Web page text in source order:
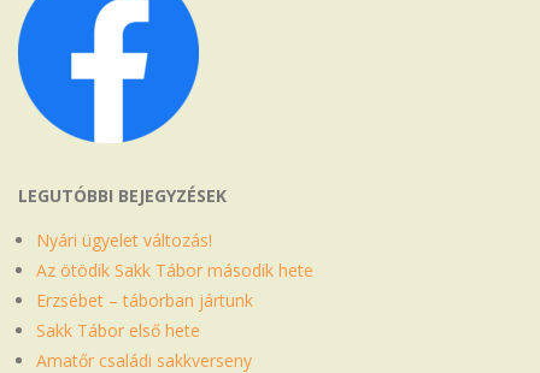
LEGUTÓBBI BEJEGYZÉSEK
Nyári ügyelet változás!
Az ötödik Sakk Tábor második hete
Erzsébet – táborban jártunk
Sakk Tábor első hete
Amatőr családi sakkverseny